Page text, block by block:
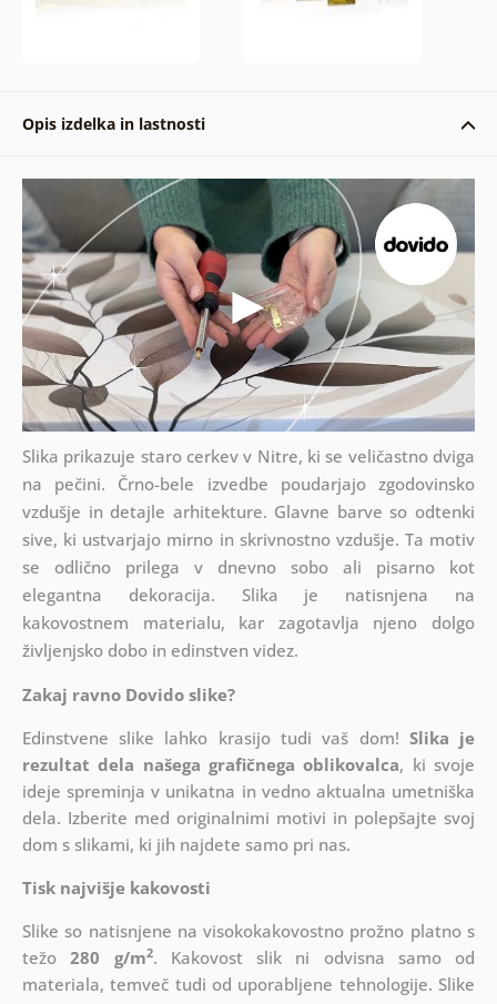
Opis izdelka in lastnosti
Slika prikazuje staro cerkev v Nitre, ki se veličastno dviga
na pečini. Črno-bele izvedbe poudarjajo zgodovinsko
vzdušje in detajle arhitekture. Glavne barve so odtenki
sive, ki ustvarjajo mirno in skrivnostno vzdušje. Ta motiv
se odlično prilega v dnevno sobo ali pisarno kot
elegantna dekoracija. Slika je natisnjena na
kakovostnem materialu, kar zagotavlja njeno dolgo
življenjsko dobo in edinstven videz.
Zakaj ravno Dovido slike?
Edinstvene slike lahko krasijo tudi vaš dom! Slika je
rezultat dela našega grafičnega oblikovalca, ki svoje
ideje spreminja v unikatna in vedno aktualna umetniška
dela. Izberite med originalnimi motivi in polepšajte svoj
dom s slikami, ki jih najdete samo pri nas.
Tisk najvišje kakovosti
Slike so natisnjene na visokokakovostno prožno platno s
težo280 g/m2. Kakovost slik ni odvisna samo od
materiala, temveč tudi od uporabljene tehnologije. Slike